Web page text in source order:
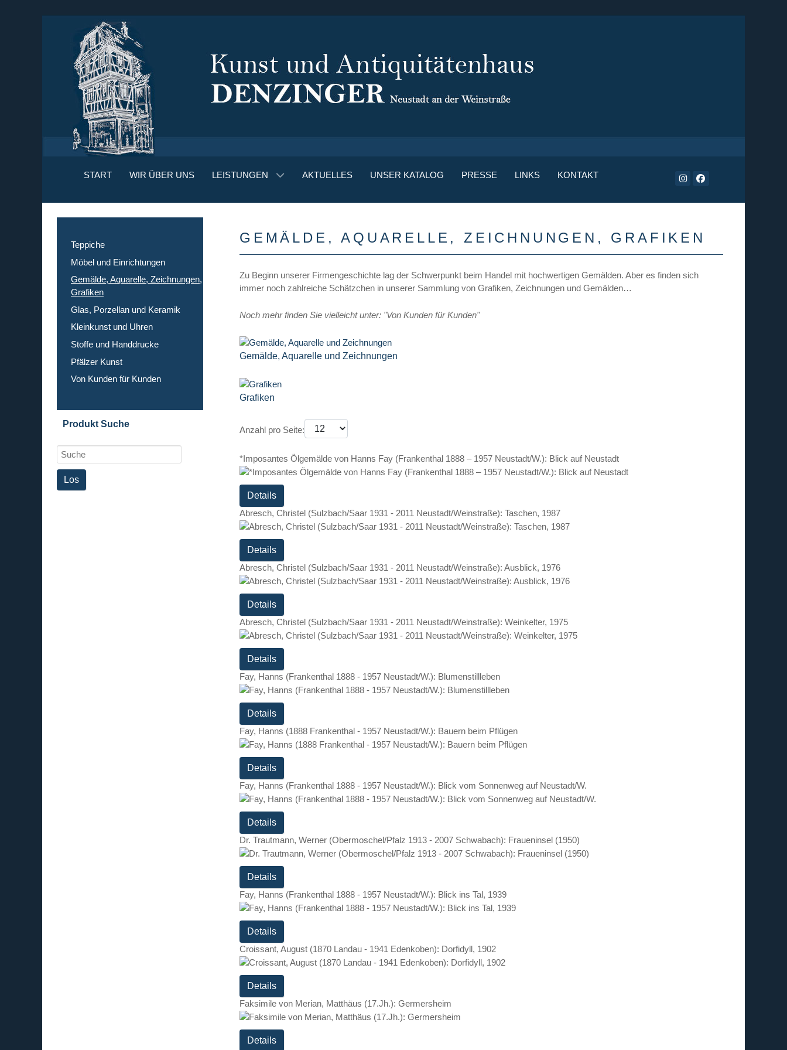
START WIR ÜBER UNS LEISTUNGEN AKTUELLES UNSER KATALOG PRESSE LINKS KONTAKT
Teppiche
Möbel und Einrichtungen
Gemälde, Aquarelle, Zeichnungen,
Grafiken
Glas, Porzellan und Keramik
Kleinkunst und Uhren
Stoffe und Handdrucke
Pfälzer Kunst
Von Kunden für Kunden
Produkt Suche
GEMÄLDE, AQUARELLE, ZEICHNUNGEN, GRAFIKEN
Zu Beginn unserer Firmengeschichte lag der Schwerpunkt beim Handel mit hochwertigen Gemälden. Aber es finden sich
immer noch zahlreiche Schätzchen in unserer Sammlung von Grafiken, Zeichnungen und Gemälden…
Noch mehr finden Sie vielleicht unter: "Von Kunden für Kunden"
Gemälde, Aquarelle und Zeichnungen
Grafiken
Anzahl pro Seite:
*Imposantes Ölgemälde von Hanns Fay (Frankenthal 1888 – 1957 Neustadt/W.): Blick auf Neustadt
Details
Abresch, Christel (Sulzbach/Saar 1931 - 2011 Neustadt/Weinstraße): Taschen, 1987
Details
Abresch, Christel (Sulzbach/Saar 1931 - 2011 Neustadt/Weinstraße): Ausblick, 1976
Details
Abresch, Christel (Sulzbach/Saar 1931 - 2011 Neustadt/Weinstraße): Weinkelter, 1975
Details
Fay, Hanns (Frankenthal 1888 - 1957 Neustadt/W.): Blumenstillleben
Details
Fay, Hanns (1888 Frankenthal - 1957 Neustadt/W.): Bauern beim Pflügen
Details
Fay, Hanns (Frankenthal 1888 - 1957 Neustadt/W.): Blick vom Sonnenweg auf Neustadt/W.
Details
Dr. Trautmann, Werner (Obermoschel/Pfalz 1913 - 2007 Schwabach): Fraueninsel (1950)
Details
Fay, Hanns (Frankenthal 1888 - 1957 Neustadt/W.): Blick ins Tal, 1939
Details
Croissant, August (1870 Landau - 1941 Edenkoben): Dorfidyll, 1902
Details
Faksimile von Merian, Matthäus (17.Jh.): Germersheim
Details